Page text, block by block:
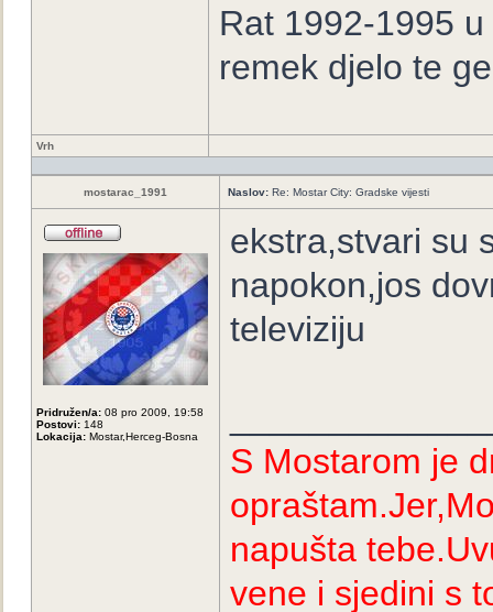
Rat 1992-1995
remek djelo te
Vrh
mostarac_1991 Naslov: Re: Mostar City: Gradske vijesti
Pridružen/a: 08 pro 2009, 19:58
Postovi: 148
Lokacija: Mostar,Herceg-Bosna
ekstra,stvari su
napokon,jos
televiziju
S Mostarom je
napušta
vene i sjedini s